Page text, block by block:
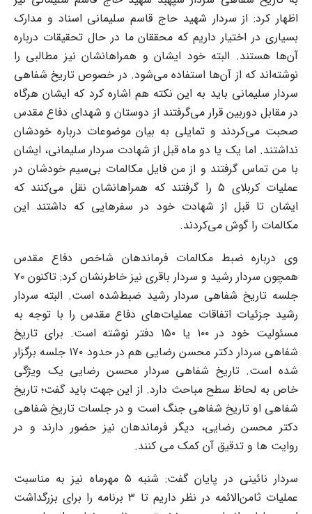
اظهار کرد: از سردار شهید حاج قاسم سلیمانی اسناد و مدارک
بسیاری در اختیار داریم که محققان ما در حال تحقیقات درباره
آن‌ها هستند. البته خود ایشان و همراهانشان نیز مطالبی را
نوشته‌اند که از آن‌ها استفاده می‌شود. در خصوص تاریخ شفاهی
سردار سلیمانی باید به این نکته هم اشاره کرد که ایشان هرگاه
در مقابل دوربین قرار می‌گرفتند از دوستان و شهدای دفاع مقدس
صحبت می‌کردند و تمایلی به بیان موضوعات درباره خودشان
نداشتند. اما یک یا دو ماه قبل از شهادت سردار سلیمانی، ایشان
با من تماس گرفتند و از من فایل مکالمات بی‌سیم خودشان در
عملیات کربلای ۵ را گرفتند که همراهانشان نقل می‌کنند که
ایشان تا قبل از شهادت خود در سفر‌هایی که داشتند این
مکالمات را گوش می‌کردند.
وی درباره ضبط مکالمات فرماندهان شاخص دفاع مقدس
همچون سردار رشید و سردار باقری نیز خاطرنشان کرد: تاکنون ٧٠
جلسه تاریخ شفاهی سردار رشید ضبط‌شده است. البته سردار
رشید جزئیات اتفاقات عملیات‌های دفاع مقدس را با توجه به
مسئولیت خود در ١٠٠ یا ١۵٠ دفتر نوشته است. برای تاریخ
شفاهی سردار دکتر محسن رضایی هم در حدود ١٧٠ جلسه برگزار
شده است. تاریخ شفاهی سردار محسن رضایی یک ویژگی
خاص به لحاظ سطح مباحث دارد. از این جهت باید گفت؛ تاریخ
شفاهی او تاریخ شفاهی جنگ است و در جلسات تاریخ شفاهی
دکتر محسن رضایی، دیگر فرماندهان نیز حضور دارند و در
روایت ها و تدقیق آن کمک می کنند.
سردار نائینی در پایان گفت: شنبه ۵ مهرماه نیز به مناسبت
عملیات ثامن‌الائمه در نظر داریم تا ٣ برنامه را برای بزرگداشت